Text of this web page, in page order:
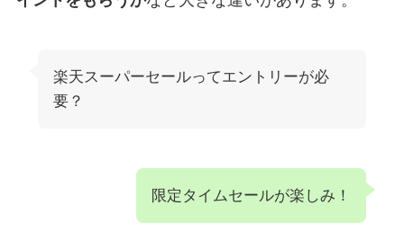
楽天スーパーセールってエントリーが必
要？
限定タイムセールが楽しみ！